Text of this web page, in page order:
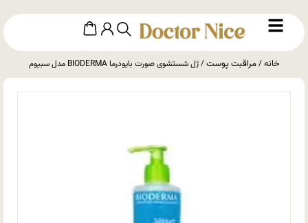
خانه/مراقبت پوست/ ژل شستشوی صورت بایودرما BIODERMA مدل سبیوم